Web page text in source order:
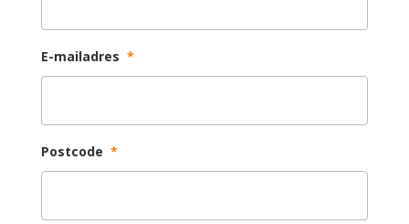
E-mailadres *
Postcode *